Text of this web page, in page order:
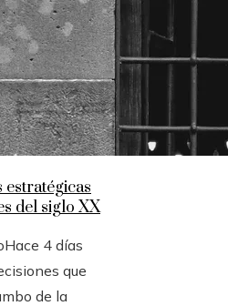
estratégicas
del siglo XX
Hace 4 días
que
de la